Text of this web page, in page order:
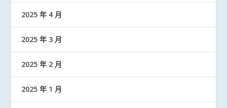
2025 年 4 月
2025 年 3 月
2025 年 2 月
2025 年 1 月